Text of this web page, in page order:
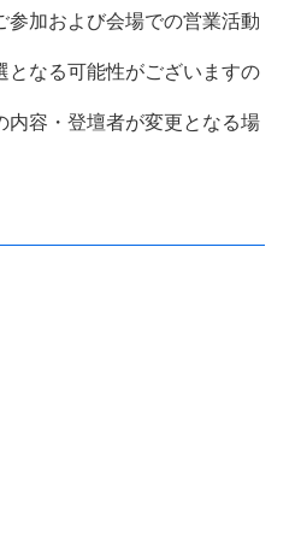
参加および会場での営業活動
となる可能性がございますの
内容・登壇者が変更となる場